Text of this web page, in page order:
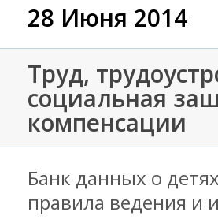
28 Июня 2014
Труд,
социальная
компенсации
Банк данных о
правила ведения и